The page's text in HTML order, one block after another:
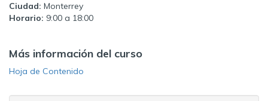
Ciudad: Monterrey
Horario: 9:00 a 18:00
Más información del curso
Hoja de Contenido